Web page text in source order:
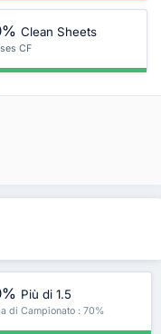
Clean Sheets
CF
Più di 1.5
di Campionato : 70%